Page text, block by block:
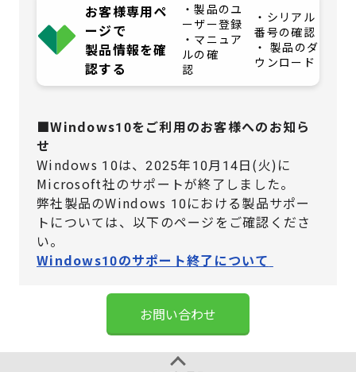
お客様専用ペ
ージで
製品情報を確
認する
・製品のユ
ーザー登録
・マニュア
ルの確
認
・シリアル
番号の確認
・ 製品のダ
ウンロード
■Windows10をご利用のお客様へのお知ら
せ
Windows 10は、2025年10月14日(火)に
Microsoft社のサポートが終了しました。
弊社製品のWindows 10における製品サポー
トについては、 以下のページをご確認くださ
い。
Windows10のサポート終了について
お問い合わせ